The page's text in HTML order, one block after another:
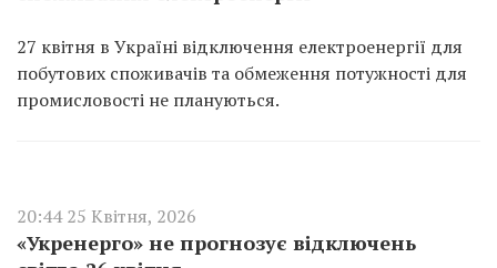
27 квітня в Україні відключення електроенергії для
побутових споживачів та обмеження потужності для
промисловості не плануються.
20:44 25 Квітня, 2026
«Укренерго» не прогнозує відключень